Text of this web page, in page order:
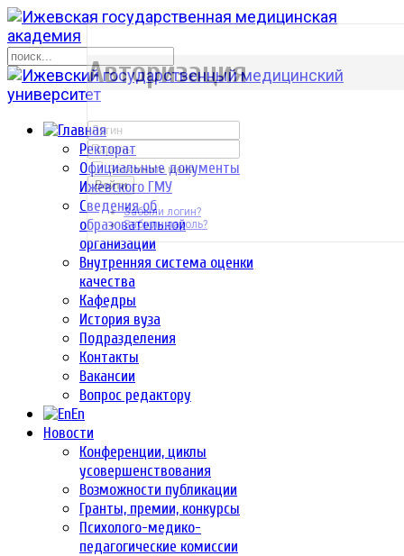
Ректорат
Официальные документы
Ижевского ГМУ
Сведения об
образовательной
организации
Внутренняя система оценки
качества
Кафедры
История вуза
Подразделения
Контакты
Вакансии
Вопрос редактору
En
Новости
Конференции, циклы
усовершенствования
Возможности публикации
Гранты, премии, конкурсы
Психолого-медико-
педагогические комиссии
р
Авторизация
Запомнить меня
Войти
Забыли логин?
Забыли пароль?